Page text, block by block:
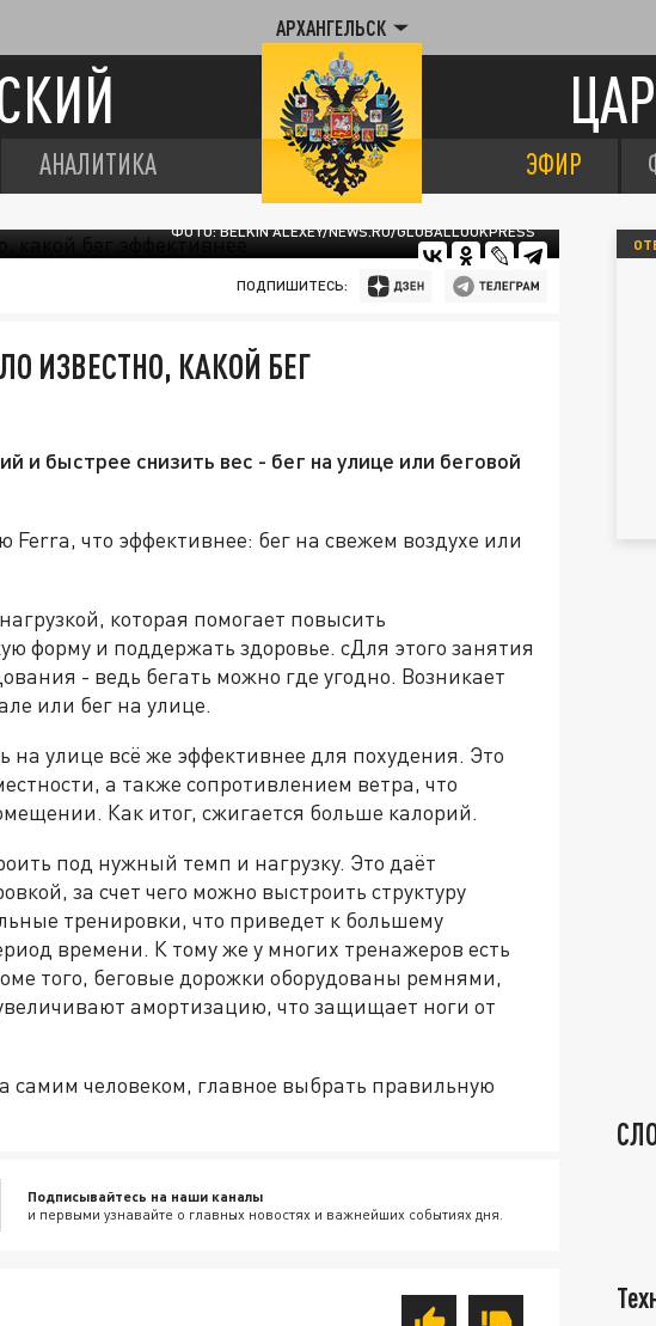
АРХАНГЕЛЬСК
АНАЛИТИКА ЭФИР
ФОТО: BELKIN ALEXEY/NEWS.RU/GLOBALLOOKPRESS
ПОДПИШИТЕСЬ:
ИЗВЕСТНО, КАКОЙ БЕГ
и быстрее снизить вес - бег на улице или беговой
что эффективнее: бег на свежем воздухе или
которая помогает повысить
форму и поддержать здоровье. сДля этого занятия
- ведь бегать можно где угодно. Возникает
или бег на улице.
на улице всё же эффективнее для похудения. Это
а также сопротивлением ветра, что
Как итог, сжигается больше калорий.
под нужный темп и нагрузку. Это даёт
за счет чего можно выстроить структуру
тренировки, что приведет к большему
времени. К тому же у многих тренажеров есть
того, беговые дорожки оборудованы ремнями,
амортизацию, что защищает ноги от
самим человеком, главное выбрать правильную
Подписывайтесь на наши каналы
и первыми узнавайте о главных новостях и важнейших событиях дня.